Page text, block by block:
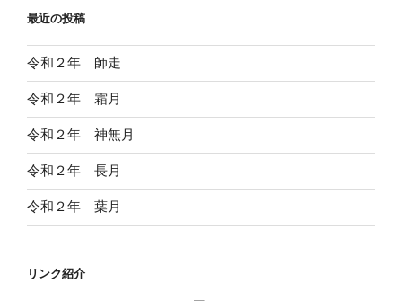
ペ
ジ
送
り
ジ
最近の投稿
令和２年 師走
令和２年 霜月
令和２年 神無月
令和２年 長月
令和２年 葉月
リンク紹介